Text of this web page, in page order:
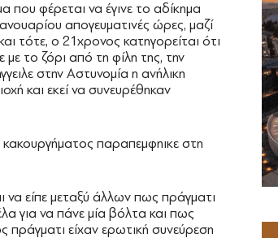
που φέρεται να έγινε το αδίκημα
απογευματινές ώρες, μαζί
τότε, ο 21χρονος κατηγορείται ότι
το ζόρι από τη φίλη της, την
στην Αστυνομία η ανήλικη
και εκεί να συνευρέθηκαν
παραπεμφηικε στη
είπε μεταξύ άλλων πως πράγματι
για να πάνε μία βόλτα και πως
πράγματι είχαν ερωτική συνεύρεση